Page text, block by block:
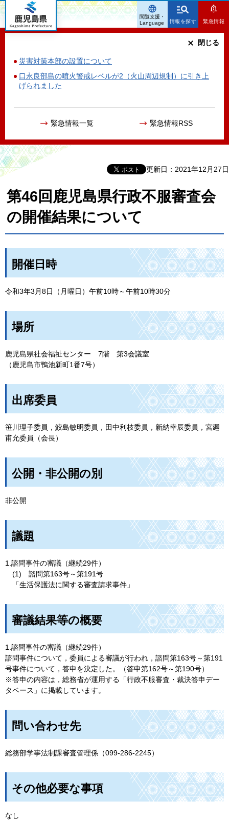
鹿児島県
情報を探す 緊急情報
災害対策本部の設置について
口永良部島の噴火警戒レベルが2（火山周辺規制）に引き上
げられました
緊急情報一覧 緊急情報RSS
閉じる
閲覧支援・
Language
更新日：2021年12月27日
第46回鹿児島県行政不服審査会
の開催結果について
開催日時
令和3年3月8日（月曜日）午前10時～午前10時30分
場所
鹿児島県社会福祉センター 7階
第3会議室
（鹿児島市鴨池新町1番7号）
出席委員
笹川理子委員，鮫島敏明委員，田中利枝委員，新納幸辰委員，宮廻
甫允委員（会長）
公開・非公開の別
非公開
議題
1.諮問事件の審議（継続29件）
(1)
諮問第163号～第191号
「生活保護法に関する審査請求事件」
審議結果等の概要
1.諮問事件の審議（継続29件）
諮問事件について，委員による審議が行われ，諮問第163号～第191
号事件について，答申を決定した。（答申第162号～第190号）
※答申の内容は，総務省が運用する「行政不服審査・裁決答申デー
タベース」に掲載しています。
問い合わせ先
総務部学事法制課審査管理係（099-286-2245）
その他必要な事項
なし